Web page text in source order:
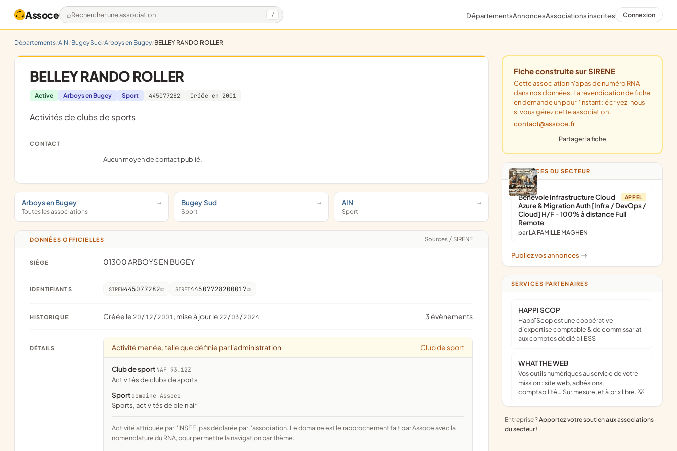
Assoce Rechercher une association / DépartementsAnnoncesAssociations inscrites Connexion
Départements AIN Bugey Sud Arboys en Bugey BELLEY RANDO ROLLER
BELLEY RANDO ROLLER
Active Arboys en Bugey Sport 445077282 Créée en 2001
Activités de clubs de sports
CONTACT
Aucun moyen de contact publié.
Arboys en Bugey
Toutes les associations
Bugey Sud
Sport
AIN
Sport
DONNÉES OFFICIELLES Sources / SIRENE
SIÈGE 01300 ARBOYS EN BUGEY
IDENTIFIANTS SIREN445077282 SIRET44507728200017
HISTORIQUE Créée le 20/12/2001, mise à jour le 22/03/2024 3 évènements
DÉTAILS Activité menée, telle que définie par l'administration Club de sport
Club de sport NAF 93.12Z
Activités de clubs de sports
Sport domaine Assoce
Sports, activités de plein air
Activité attribuée par l'INSEE, pas déclarée par l'association. Le domaine est le rapprochement fait par Assoce avec la
nomenclature du RNA, pour permettre la navigation par thème.
Fiche construite sur SIRENE
Cette association n'a pas de numéro RNA
dans nos données. La revendication de fiche
en demande un pour l'instant : écrivez-nous
si vous gérez cette association.
contact@assoce.fr
Partager la fiche
ANNONCES DU SECTEUR
APPEL
Bénévole Infrastructure Cloud
Azure & Migration Auth [Infra / DevOps /
Cloud] H/F - 100% à distance Full
Remote
par LA FAMILLE MAGHEN
Publiez vos annonces ->
SERVICES PARTENAIRES
HAPPI SCOP
Happï Scop est une coopérative
d’expertise comptable & de commissariat
aux comptes dédié à l'ESS
WHAT THE WEB
Vos outils numériques au service de votre
mission : site web, adhésions,
comptabilité… Sur mesure, et à prix libre. 💡
Entreprise ?Apportez votre soutien aux associations
du secteur !